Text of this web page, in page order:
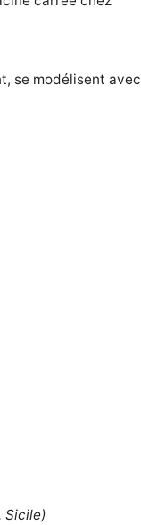
se modélisent avec
Sicile)